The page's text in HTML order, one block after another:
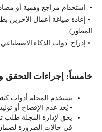
• استخدام مراجع وهمية أو
• إعادة صياغة أعمال الآخرين
المطور).
• إدراج أدوات الذكاء
خامساً: إجراءات التحقق
تستخدم المجلة أدوات
• يُعد عدم الإفصاح أو
يحق لإدارة المجلة طلب
في حالات الضرورة لضمان